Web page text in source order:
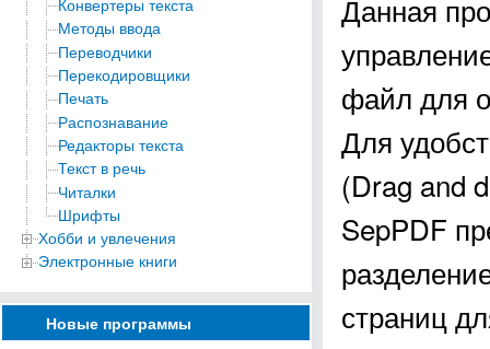
Методы ввода
Переводчики
Перекодировщики
Печать
Распознавание
Редакторы текста
Текст в речь
Читалки
Шрифты
Хобби и увлечения
Электронные книги
Новые программы
Данная
файл для
Для
(Drag and
SepPDF
страниц